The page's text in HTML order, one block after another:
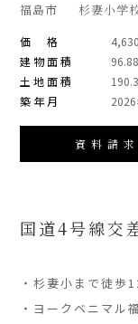
福島市 杉妻小学
価 格
建物面積
土地面積
築年月
資料請求
国道4号線交
・杉妻小まで徒歩
・ヨークベニマル